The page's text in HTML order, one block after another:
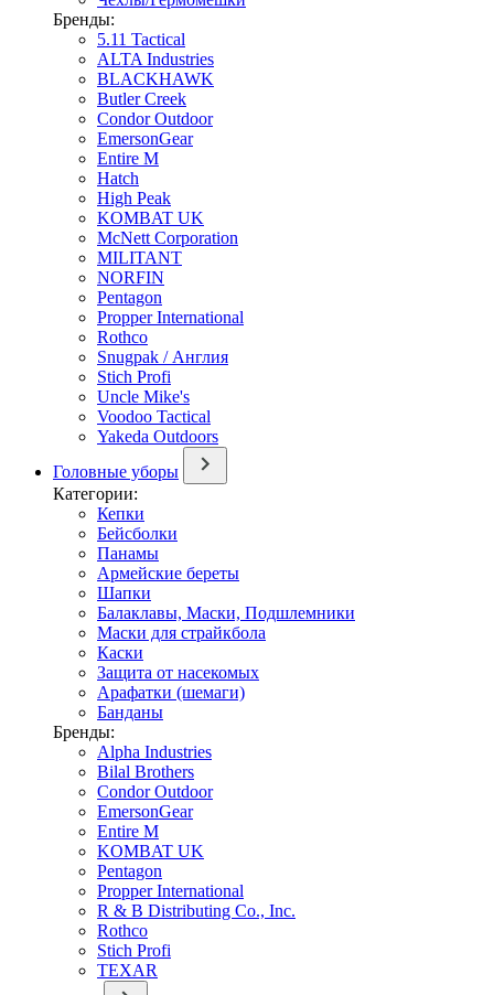
Бренды:
5.11 Tactical
ALTA Industries
BLACKHAWK
Butler Creek
Condor Outdoor
EmersonGear
Entire M
Hatch
High Peak
KOMBAT UK
McNett Corporation
MILITANT
NORFIN
Pentagon
Propper International
Rothco
Snugpak / Англия
Stich Profi
Uncle Mike's
Voodoo Tactical
Yakeda Outdoors
Головные уборы
Категории:
Кепки
Бейсболки
Панамы
Армейские береты
Шапки
Балаклавы, Маски, Подшлемники
Маски для страйкбола
Каски
Защита от насекомых
Арафатки (шемаги)
Банданы
Бренды:
Alpha Industries
Bilal Brothers
Condor Outdoor
EmersonGear
Entire M
KOMBAT UK
Pentagon
Propper International
R & B Distributing Co., Inc.
Rothco
Stich Profi
TEXAR